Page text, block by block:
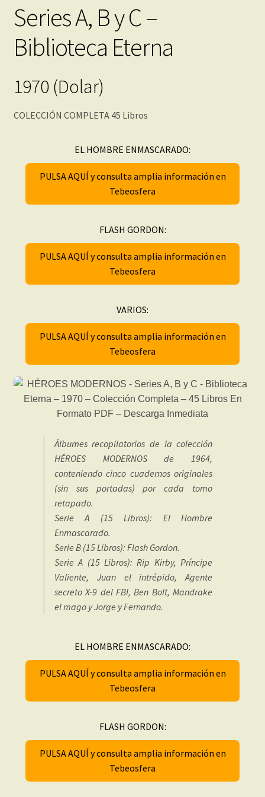
Series A, B y C –
Biblioteca Eterna
1970 (Dolar)
COLECCIÓN COMPLETA 45 Libros
EL HOMBRE ENMASCARADO:
PULSA AQUÍ y consulta amplia información en
Tebeosfera
FLASH GORDON:
PULSA AQUÍ y consulta amplia información en
Tebeosfera
VARIOS:
PULSA AQUÍ y consulta amplia información en
Tebeosfera
Álbumes recopilatorios de la colección
HÉROES MODERNOS de 1964,
conteniendo cinco cuadernos originales
(sin sus portadas) por cada tomo
retapado.
Serie A (15 Libros): El Hombre
Enmascarado.
Serie B (15 Libros): Flash Gordon.
Serie A (15 Libros): Rip Kirby, Príncipe
Valiente, Juan el intrépido, Agente
secreto X-9 del FBI, Ben Bolt, Mandrake
el mago y Jorge y Fernando.
EL HOMBRE ENMASCARADO:
PULSA AQUÍ y consulta amplia información en
Tebeosfera
FLASH GORDON:
PULSA AQUÍ y consulta amplia información en
Tebeosfera